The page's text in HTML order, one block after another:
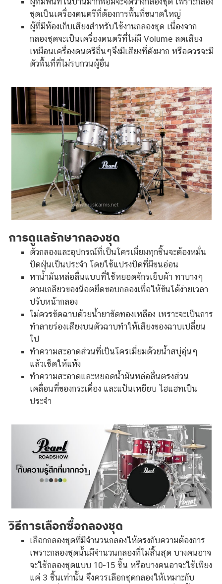
ชุดเป็นเครื่องดนตรีที่ต้องการพื้นที่ขนาดใหญ่
ผู้ที่มีห้องเก็บเสียงสำหรับใช้งานกลองชุด เนื่องจาก
กลองชุดจะเป็นเครื่องดนตรีที่ไม่มี Volume ลดเสียง
เหมือนเครื่องดนตรีอื่นๆจึงมีเสียงที่ดังมาก หรือควรจะมี
ตัวพื้นที่ที่ไม่รบกวนผู้อื่น
การดูแลรักษากลองชุด
ตัวกลองและอุปกรณ์ที่เป็นโครเมี่ยมทุกชิ้นจะต้องหมั่น
ปัดฝุ่นเป็นประจำ โดยใช้แปรงปัดที่มีขนอ่อน
หาน้ำมันหล่อลื่นแบบที่ใช้หยอดจักรเย็บผ้า ทาบางๆ
ตามเกลียวของน็อตยึดขอบกลองเพื่อให้ขันได้ง่ายเวลา
ปรับหน้ากลอง
ไม่ควรขัดฉาบด้วยน้ำยาขัดทองเหลือง เพราะจะเป็นการ
ทำลายร่องเสียงบนตัวฉาบทำให้เสียงของฉาบเปลี่ยน
ไป
ทำความสะอาดส่วนที่เป็นโครเมี่ยมด้วยน้ำสบู่อุ่นๆ
แล้วเช็ดให้แห้ง
ทำความสะอาดและหยอดน้ำมันหล่อลื่นตรงส่วน
เคลื่อนที่ของกระเดื่อง และแป้นเหยียบ ไฮแฮทเป็น
ประจำ
วิธีการเลือกซื้อกลองชุด
เลือกกลองชุดที่มีจำนวนกลองให้ตรงกับความต้องการ
เพราะกลองชุดนั้นมีจำนวนกลองที่ไม่สิ้นสุด บางคนอาจ
จะใช้กลองชุดแบบ 10-15 ชิ้น หรือบางคนอาจะใช้เพียง
แค่ 3 ชิ้นเท่านั้น จึงควรเลือกชุดกลองให้เหมาะกับ